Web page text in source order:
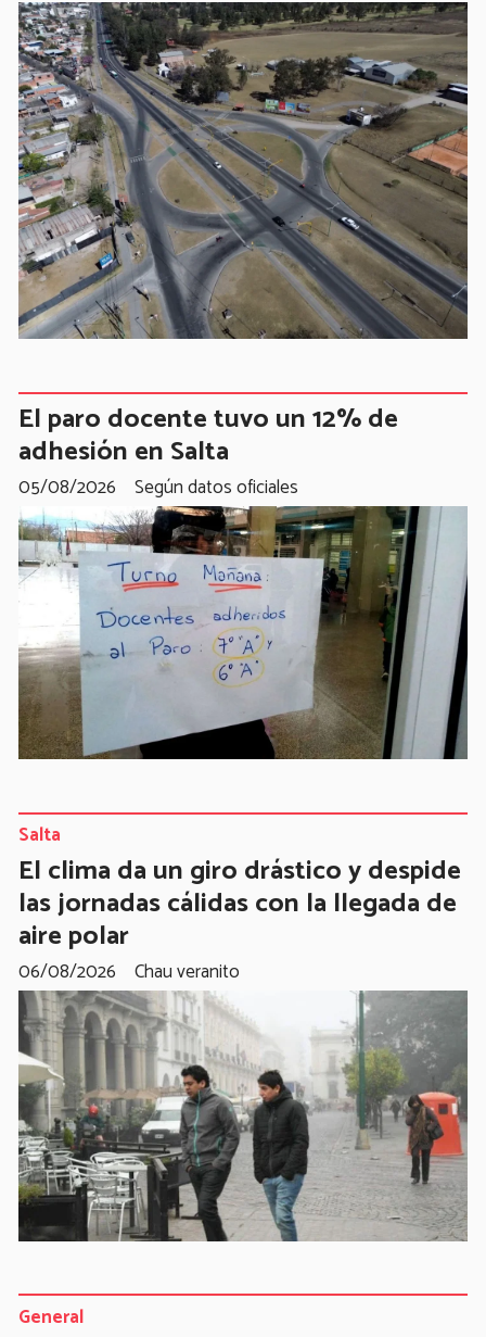
El paro docente tuvo un 12% de
adhesión en Salta
Según datos oficiales
05/08/2026
El clima da un giro drástico y despide
las jornadas cálidas con la llegada de
aire polar
Chau veranito
Salta
06/08/2026
General